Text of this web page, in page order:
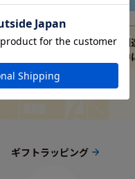
（幸せ）のひみつ
マークの家族の暮らしや
ギフトラッピング